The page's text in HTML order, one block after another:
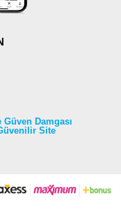
Güven Damgası
Site